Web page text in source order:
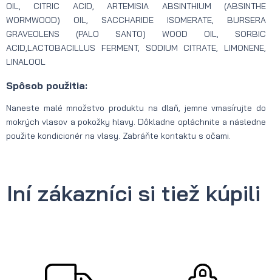
OIL, CITRIC ACID, ARTEMISIA ABSINTHIUM (ABSINTHE
WORMWOOD) OIL, SACCHARIDE ISOMERATE, BURSERA
GRAVEOLENS (PALO SANTO) WOOD OIL, SORBIC
ACID,LACTOBACILLUS FERMENT, SODIUM CITRATE, LIMONENE,
LINALOOL
Spôsob použitia:
Naneste malé množstvo produktu na dlaň, jemne vmasírujte do
mokrých vlasov a pokožky hlavy. Dôkladne opláchnite a následne
použite kondicionér na vlasy. Zabráňte kontaktu s očami.
Iní zákazníci si tiež kúpili